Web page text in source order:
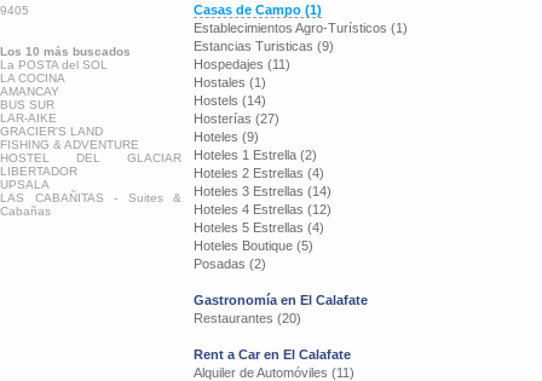
9405
Los 10 más buscados
La POSTA del SOL
LA COCINA
AMANCAY
BUS SUR
LAR-AIKE
GRACIER'S LAND
FISHING & ADVENTURE
HOSTEL DEL GLACIAR
LIBERTADOR
UPSALA
LAS CABAÑITAS - Suites &
Cabañas
Casas de Campo (1)
Establecimientos Agro-Turísticos (1)
Estancias Turisticas (9)
Hospedajes (11)
Hostales (1)
Hostels (14)
Hosterías (27)
Hoteles (9)
Hoteles 1 Estrella (2)
Hoteles 2 Estrellas (4)
Hoteles 3 Estrellas (14)
Hoteles 4 Estrellas (12)
Hoteles 5 Estrellas (4)
Hoteles Boutique (5)
Posadas (2)
Gastronomía en El Calafate
Restaurantes (20)
Rent a Car en El Calafate
Alquiler de Automóviles (11)